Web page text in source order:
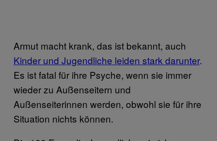
Armut macht krank, das ist bekannt, auch
Kinder und Jugendliche leiden stark darunter.
Es ist fatal für ihre Psyche, wenn sie immer
wieder zu Außenseitern und
Außenseiterinnen werden, obwohl sie für ihre
Situation nichts können.